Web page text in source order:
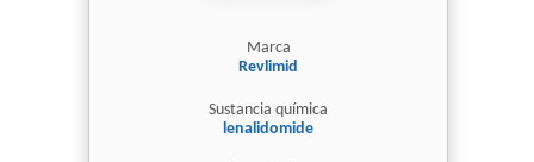
Marca
Revlimid
Sustancia química
lenalidomide